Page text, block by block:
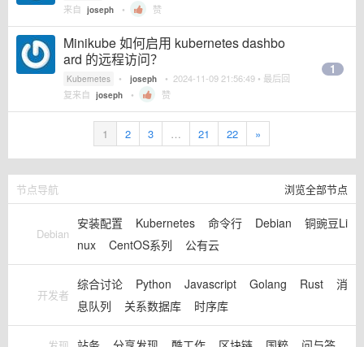
来自 joseph • 赞
Minikube 如何启用 kubernetes dashbo
ard 的远程访问？
Kubernetes • joseph • 2024-11-09 21:56:49 • 最后回
复来自 joseph • 赞
1
1 2 3 … 21 22 »
浏览全部节点
节点导航
Debian
安装配置 Kubernetes 命令行 Debian
铜豌豆Li
nux
CentOS系列 公有云
开发者
综合讨论 Python Javascript Golang Rust
消
息队列
关系数据库 时序库